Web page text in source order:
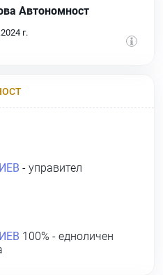
Автономност
г.
- управител
100% - едноличен